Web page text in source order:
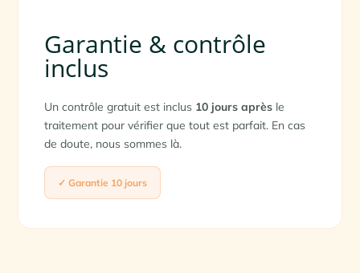
Garantie & contrôle
inclus
Un contrôle gratuit est inclus 10 jours après le
traitement pour vérifier que tout est parfait. En cas
de doute, nous sommes là.
✓ Garantie 10 jours